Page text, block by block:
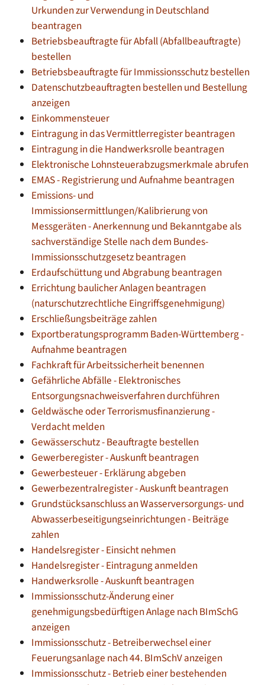
Urkunden zur Verwendung in Deutschland
beantragen
Betriebsbeauftragte für Abfall (Abfallbeauftragte)
bestellen
Betriebsbeauftragte für Immissionsschutz bestellen
Datenschutzbeauftragten bestellen und Bestellung
anzeigen
Einkommensteuer
Eintragung in das Vermittlerregister beantragen
Eintragung in die Handwerksrolle beantragen
Elektronische Lohnsteuerabzugsmerkmale abrufen
EMAS - Registrierung und Aufnahme beantragen
Emissions- und
Immissionsermittlungen/Kalibrierung von
Messgeräten - Anerkennung und Bekanntgabe als
sachverständige Stelle nach dem Bundes-
Immissionsschutzgesetz beantragen
Erdaufschüttung und Abgrabung beantragen
Errichtung baulicher Anlagen beantragen
(naturschutzrechtliche Eingriffsgenehmigung)
Erschließungsbeiträge zahlen
Exportberatungsprogramm Baden-Württemberg -
Aufnahme beantragen
Fachkraft für Arbeitssicherheit benennen
Gefährliche Abfälle - Elektronisches
Entsorgungsnachweisverfahren durchführen
Geldwäsche oder Terrorismusfinanzierung -
Verdacht melden
Gewässerschutz - Beauftragte bestellen
Gewerberegister - Auskunft beantragen
Gewerbesteuer - Erklärung abgeben
Gewerbezentralregister - Auskunft beantragen
Grundstücksanschluss an Wasserversorgungs- und
Abwasserbeseitigungseinrichtungen - Beiträge
zahlen
Handelsregister - Einsicht nehmen
Handelsregister - Eintragung anmelden
Handwerksrolle - Auskunft beantragen
Immissionsschutz-Änderung einer
genehmigungsbedürftigen Anlage nach BImSchG
anzeigen
Immissionsschutz - Betreiberwechsel einer
Feuerungsanlage nach 44. BImSchV anzeigen
Immissionsschutz - Betrieb einer bestehenden